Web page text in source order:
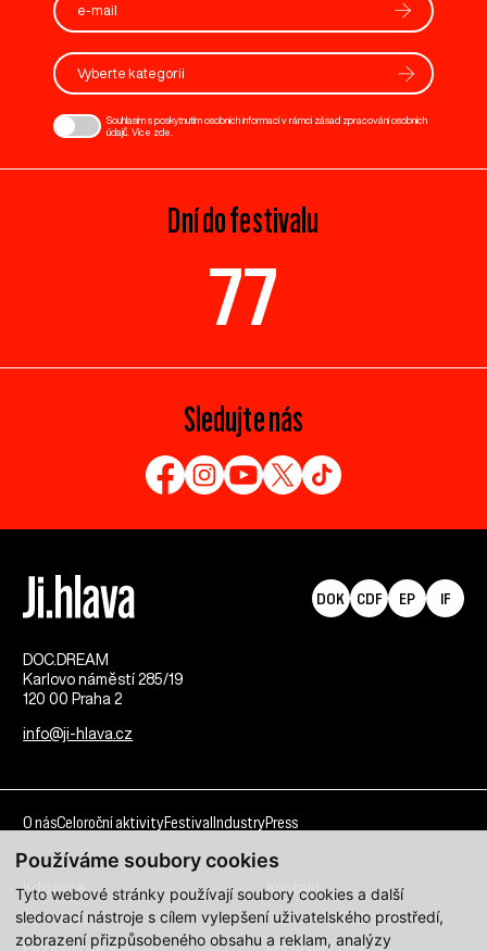
Používáme soubory cookies
Tyto webové stránky používají soubory cookies a další
sledovací nástroje s cílem vylepšení uživatelského prostředí,
zobrazení přizpůsobeného obsahu a reklam, analýzy
Vyberte kategorii
Souhlasím s poskytnutím osobních informací v rámci zásad zpracování osobních
údajů. Více zde
Dní do festivalu
77
Sledujte nás
DOC.DREAM​
Karlovo náměstí 285/19
120 00 Praha 2
info@ji-hlava.cz
DOK CDF EP IF
O násCeloroční aktivityFestival IndustryPress
Kdo jsme
Kontakt
Partnerství
Pracovní příležitosti